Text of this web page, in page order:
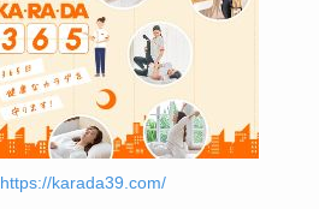
https://karada39.com/